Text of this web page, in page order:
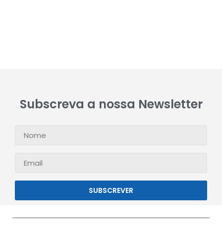
Subscreva a nossa Newsletter
SUBSCREVER